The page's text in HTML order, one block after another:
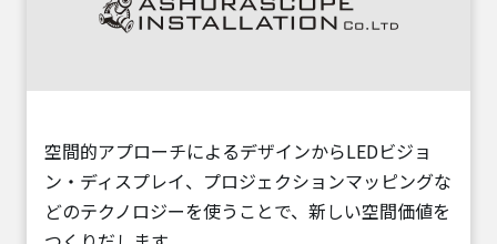
空間的アプローチによるデザインからLEDビジョ
ン・ディスプレイ、プロジェクションマッピングな
どのテクノロジーを使うことで、新しい空間価値を